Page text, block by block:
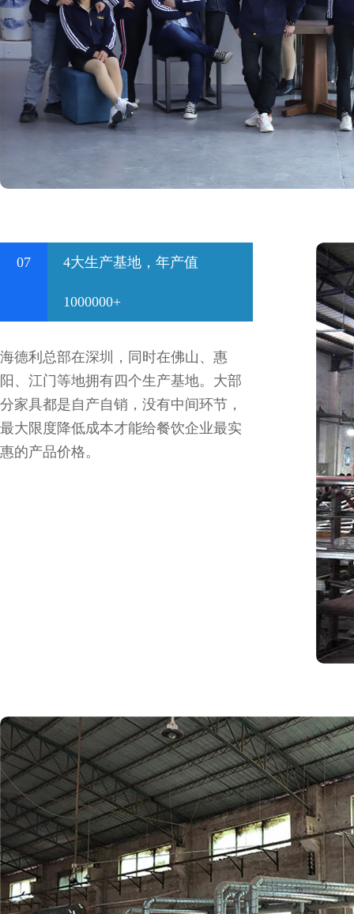
07 4大生产基地，年产值
1000000+
海德利总部在深圳，同时在佛山、惠
阳、江门等地拥有四个生产基地。大部
分家具都是自产自销，没有中间环节，
最大限度降低成本才能给餐饮企业最实
惠的产品价格。